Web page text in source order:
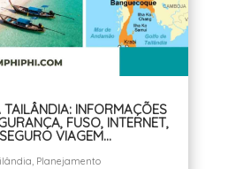
INFORMAÇÕES
FUSO, INTERNET,
VIAGEM…
Planejamento